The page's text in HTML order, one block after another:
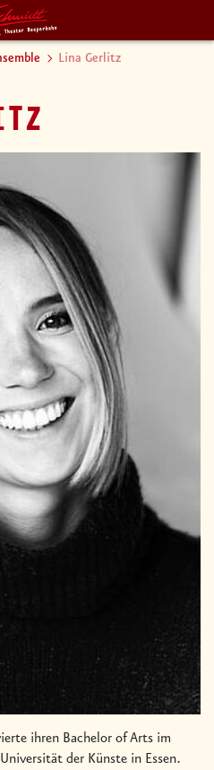
Lina Gerlitz
ihren Bachelor of Arts im
der Künste in Essen.